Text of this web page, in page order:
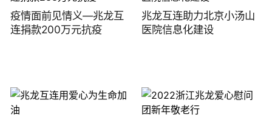
疫情面前见情义—兆龙互
连捐款200万元抗疫
兆龙互连助力北京小汤山
医院信息化建设